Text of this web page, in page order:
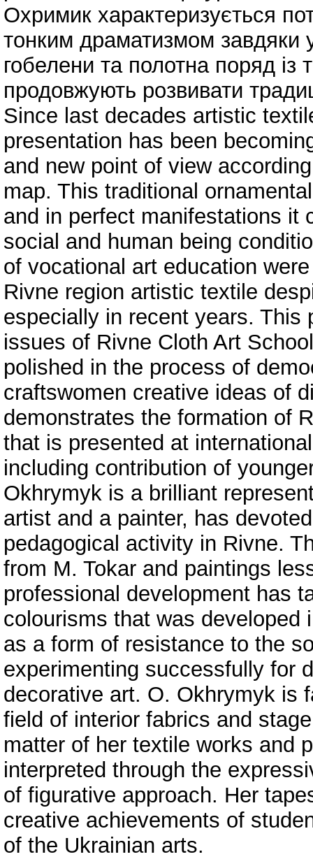
Охримик характеризується
тонким драматизмом завдяки
гобелени та полотна поряд із
продовжують розвивати
Since last decades artistic
presentation has been
and new point of view
map. This traditional
and in perfect manifestations it
social and human being
of vocational art education
Rivne region artistic textile
especially in recent years. This
issues of Rivne Cloth Art
polished in the process of
craftswomen creative ideas of
demonstrates the formation of
that is presented at
including contribution of
Okhrymyk is a brilliant
artist and a painter, has
pedagogical activity in Rivne.
from M. Tokar and paintings
professional development has
colourisms that was
as a form of resistance to the
experimenting successfully for
decorative art. O. Okhrymyk is
field of interior fabrics and
matter of her textile works and
interpreted through the
of figurative approach. Her
creative achievements of
of the Ukrainian arts.